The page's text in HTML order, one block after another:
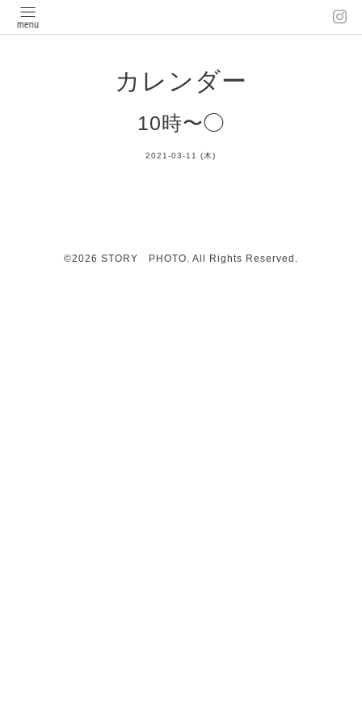
カレンダー
10時〜◯
2021-03-11 (木)
©2026 STORY PHOTO. All Rights Reserved.